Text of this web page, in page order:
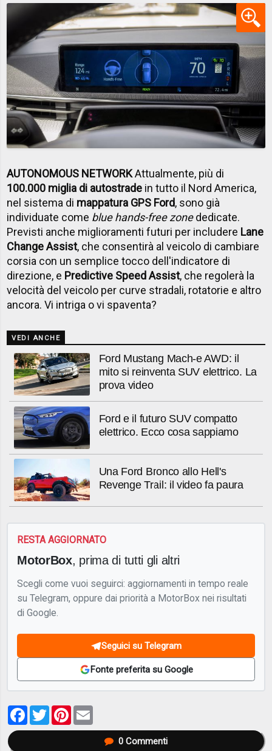
AUTONOMOUS NETWORKAttualmente, più di
100.000 miglia di autostrade in tutto il Nord America,
nel sistema di mappatura GPS Ford, sono già
individuate come blue hands-free zonededicate.
Previsti anche miglioramenti futuri per includere Lane
Change Assist, che consentirà al veicolo di cambiare
corsia con un semplice tocco dell'indicatore di
direzione, e Predictive Speed ​​Assist, che regolerà la
velocità del veicolo per curve stradali, rotatorie e altro
ancora. Vi intriga o vi spaventa?
VEDI ANCHE
Ford Mustang Mach-e AWD: il
mito si reinventa SUV elettrico. La
prova video
Ford e il futuro SUV compatto
elettrico. Ecco cosa sappiamo
Una Ford Bronco allo Hell's
Revenge Trail: il video fa paura
RESTA AGGIORNATO
MotorBox, prima di tutti gli altri
Scegli come vuoi seguirci: aggiornamenti in tempo reale
su Telegram, oppure dai priorità a MotorBox nei risultati
di Google.
Seguici su Telegram
Fonte preferita su Google
Facebook
TwitterPinterest
0Commenti